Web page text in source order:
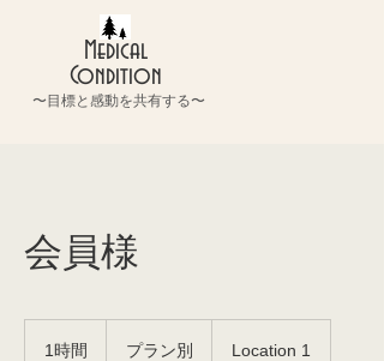
Medical
Condition
〜目標と感動を共有する〜
会員様
1時間 プラン別 Location 1